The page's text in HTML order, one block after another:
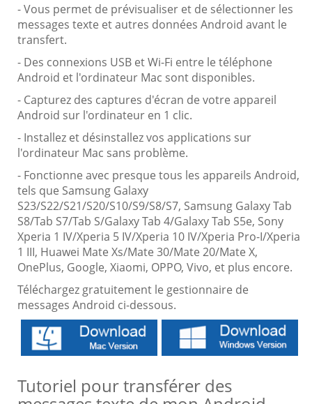
- Vous permet de prévisualiser et de sélectionner les
messages texte et autres données Android avant le
transfert.
- Des connexions USB et Wi-Fi entre le téléphone
Android et l'ordinateur Mac sont disponibles.
- Capturez des captures d'écran de votre appareil
Android sur l'ordinateur en 1 clic.
- Installez et désinstallez vos applications sur
l'ordinateur Mac sans problème.
- Fonctionne avec presque tous les appareils Android,
tels que Samsung Galaxy
S23/S22/S21/S20/S10/S9/S8/S7, Samsung Galaxy Tab
S8/Tab S7/Tab S/Galaxy Tab 4/Galaxy Tab S5e, Sony
Xperia 1 IV/Xperia 5 IV/Xperia 10 IV/Xperia Pro-I/Xperia
1 III, Huawei Mate Xs/Mate 30/Mate 20/Mate X,
OnePlus, Google, Xiaomi, OPPO, Vivo, et plus encore.
Téléchargez gratuitement le gestionnaire de
messages Android ci-dessous.
Tutoriel pour transférer des